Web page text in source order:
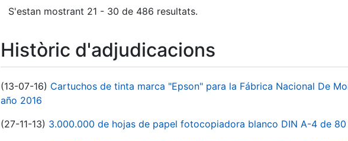
S'estan mostrant 21 - 30 de 486 resultats.
Històric d'adjudicacions
(13-07-16) Cartuchos de tinta marca "Epson" para la Fábrica Nacional De
año 2016
(27-11-13) 3.000.000 de hojas de papel fotocopiadora blanco DIN A-4 de 80